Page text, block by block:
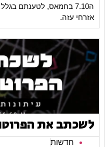
ה7.10 בחמאס, לטענתם
אזרחי עזה.
לשכתב את
חדשות